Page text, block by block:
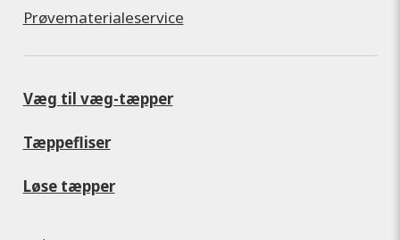
Prøvematerialeservice
Væg til væg-tæpper
Tæppefliser
Løse tæpper